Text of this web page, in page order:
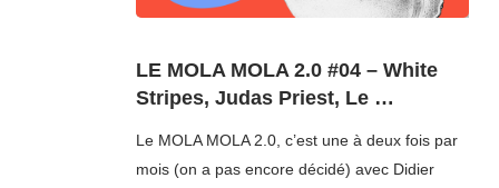
LE MOLA MOLA 2.0 #04 – White
Stripes, Judas Priest, Le …
Le MOLA MOLA 2.0, c’est une à deux fois par
mois (on a pas encore décidé) avec Didier